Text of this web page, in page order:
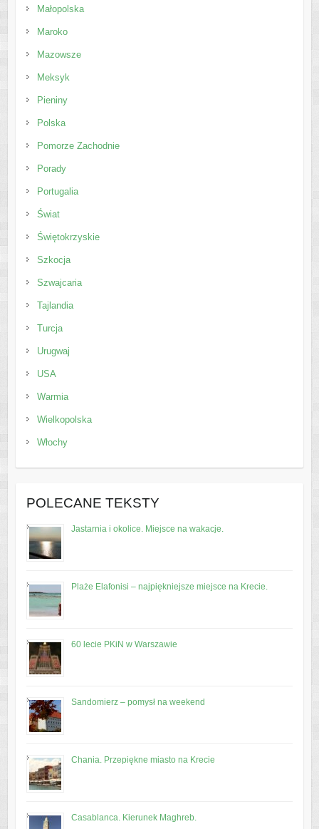
Małopolska
Maroko
Mazowsze
Meksyk
Pieniny
Polska
Pomorze Zachodnie
Porady
Portugalia
Świat
Świętokrzyskie
Szkocja
Szwajcaria
Tajlandia
Turcja
Urugwaj
USA
Warmia
Wielkopolska
Włochy
POLECANE TEKSTY
Jastarnia i okolice. Miejsce na wakacje.
Plaże Elafonisi – najpiękniejsze miejsce na Krecie.
60 lecie PKiN w Warszawie
Sandomierz – pomysł na weekend
Chania. Przepiękne miasto na Krecie
Casablanca. Kierunek Maghreb.